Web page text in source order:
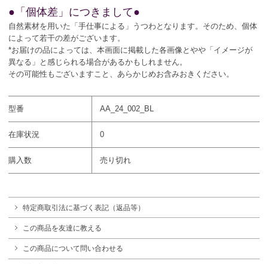
●「個体差」につきまして●
自然素材を用いた「手仕事による」うつわとなります。そのため、個体
によって若干の差がございます。
*お届けの品によっては、本画面に掲載した各画像とやや「イメージが
異なる」と感じられる場合があるかもしれません。
その可能性もございますこと、あらかじめお含みおきください。
型番 AA_24_002_BL
在庫状況 0
購入数 売り切れ
特定商取引法に基づく表記（返品等）
この商品を友達に教える
この商品について問い合わせる